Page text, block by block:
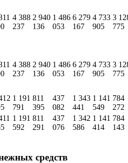
4 388
237
2 940
136
1 486
053
6 279
167
4 733
905
3
775
4 388
237
2 940
136
1 486
053
6 279
167
4 733
905
3
775
1 191
791
811
395
437
082
1 343
441
1 141
549
784
272
1 191
592
811
291
437
076
1 342
586
1 141
414
784
143
средств